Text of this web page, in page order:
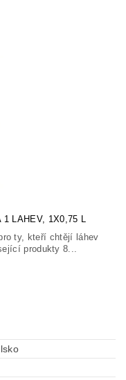
1 LAHEV, 1X0,75 L
ty, kteří chtějí láhev
produkty 8...